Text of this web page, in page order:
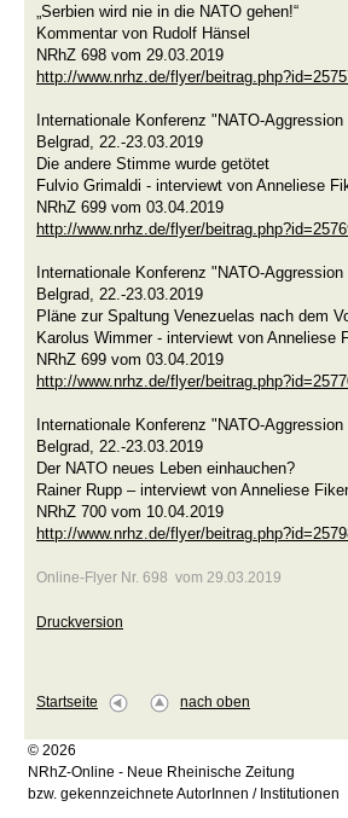
„Serbien wird nie in die NATO gehen!“
Kommentar von Rudolf Hänsel
NRhZ 698 vom 29.03.2019
http://www.nrhz.de/flyer/
Internationale Konferenz "NATO-
Belgrad, 22.-23.03.2019
Die andere Stimme wurde getötet
Fulvio Grimaldi - interviewt von Anneliese
NRhZ 699 vom 03.04.2019
http://www.nrhz.de/flyer/
Internationale Konferenz "NATO-
Belgrad, 22.-23.03.2019
Pläne zur Spaltung Venezuelas nach dem
Karolus Wimmer - interviewt von Anneliese
NRhZ 699 vom 03.04.2019
http://www.nrhz.de/flyer/
Internationale Konferenz "NATO-
Belgrad, 22.-23.03.2019
Der NATO neues Leben einhauchen?
Rainer Rupp – interviewt von Anneliese
NRhZ 700 vom 10.04.2019
http://www.nrhz.de/flyer/
Online-Flyer Nr. 698 vom 29.03.2019
Druckversion
Startseite nach oben
© 2026
NRhZ-Online - Neue Rheinische Zeitung
bzw. gekennzeichnete AutorInnen / Institutionen